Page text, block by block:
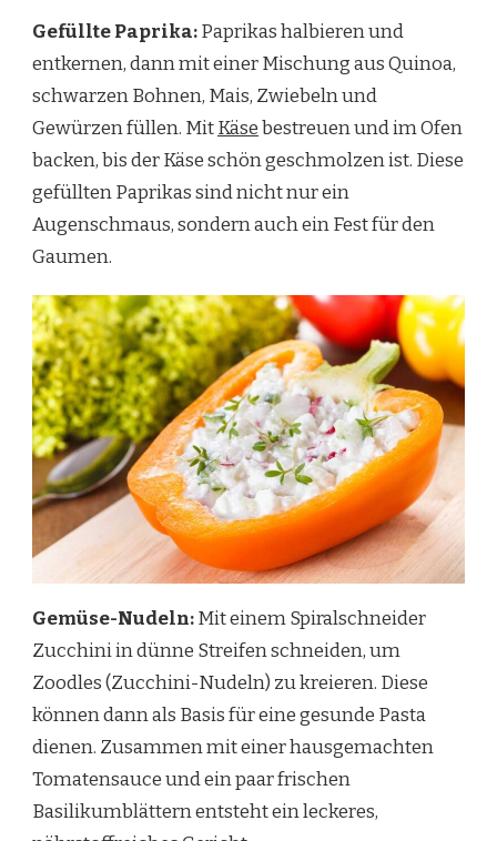
Gefüllte Paprika:Paprikas halbieren und
entkernen, dann mit einer Mischung aus Quinoa,
schwarzen Bohnen, Mais, Zwiebeln und
Gewürzen füllen. MitKäsebestreuen und im Ofen
backen, bis der Käse schön geschmolzen ist. Diese
gefüllten Paprikas sind nicht nur ein
Augenschmaus, sondern auch ein Fest für den
Gaumen.
Gemüse-Nudeln:Mit einem Spiralschneider
Zucchini in dünne Streifen schneiden, um
Zoodles (Zucchini-Nudeln) zu kreieren. Diese
können dann als Basis für eine gesunde Pasta
dienen. Zusammen mit einer hausgemachten
Tomatensauce und ein paar frischen
Basilikumblättern entsteht ein leckeres,